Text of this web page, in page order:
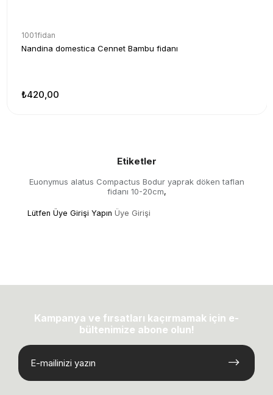
1001fidan
Nandina domestica Cennet Bambu fidanı
₺420,00
Etiketler
Euonymus alatus Compactus Bodur yaprak döken taflan
fidanı 10-20cm,
Lütfen Üye Girişi Yapın Üye Girişi
Kampanya ve fırsatları kaçırmamak için e-
bültenimize abone olun!